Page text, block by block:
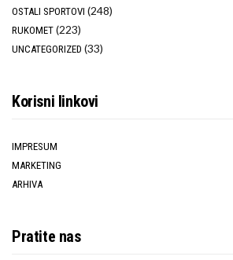
OSTALI SPORTOVI (248)
RUKOMET (223)
UNCATEGORIZED (33)
Korisni linkovi
IMPRESUM
MARKETING
ARHIVA
Pratite nas